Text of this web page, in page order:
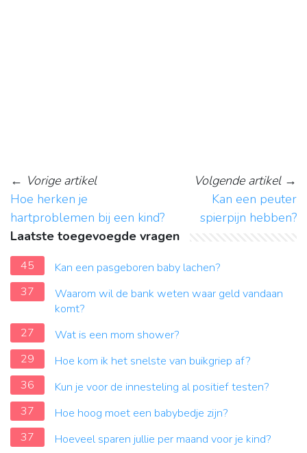
← Vorige artikel
Hoe herken je
hartproblemen bij een kind?
Volgende artikel→
Kan een peuter
spierpijn hebben?
Laatste toegevoegde vragen
45
Kan een pasgeboren baby lachen?
37
Waarom wil de bank weten waar geld vandaan
komt?
27
Wat is een mom shower?
29
Hoe kom ik het snelste van buikgriep af?
36
Kun je voor de innesteling al positief testen?
37
Hoe hoog moet een babybedje zijn?
37
Hoeveel sparen jullie per maand voor je kind?